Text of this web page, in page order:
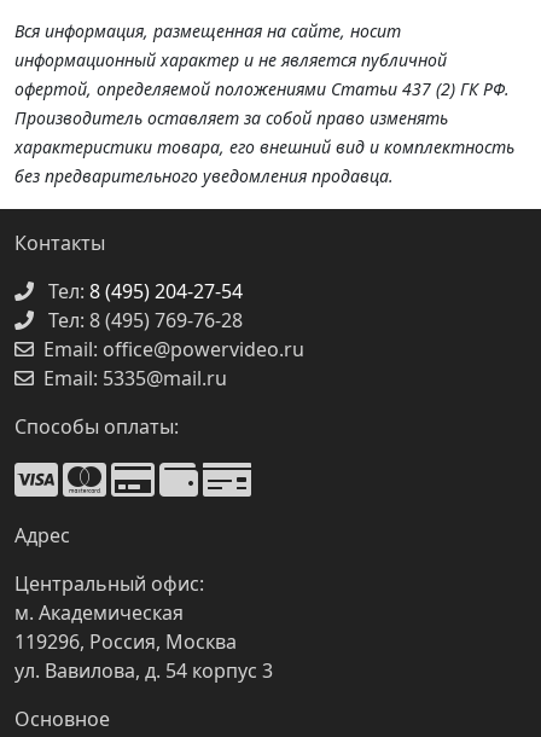
Вся информация, размещенная на сайте, носит
информационный характер и не является публичной
офертой, определяемой положениями Статьи 437 (2) ГК РФ.
Производитель оставляет за собой право изменять
характеристики товара, его внешний вид и комплектность
без предварительного уведомления продавца.
Контакты
Тел: 8 (495) 204-27-54
Тел: 8 (495) 769-76-28
Email: office@powervideo.ru
Email: 5335@mail.ru
Способы оплаты:
Адрес
Центральный офис:
м. Академическая
119296, Россия, Москва
ул. Вавилова, д. 54 корпус 3
Основное